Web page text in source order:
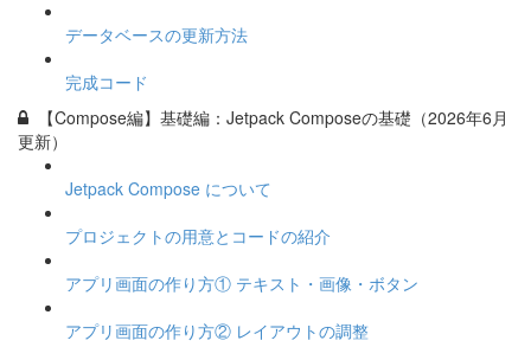
データベースの更新方法
完成コード
【Compose編】基礎編：Jetpack Composeの基礎（2026年6月
更新）
Jetpack Compose について
プロジェクトの用意とコードの紹介
アプリ画面の作り方① テキスト・画像・ボタン
アプリ画面の作り方② レイアウトの調整